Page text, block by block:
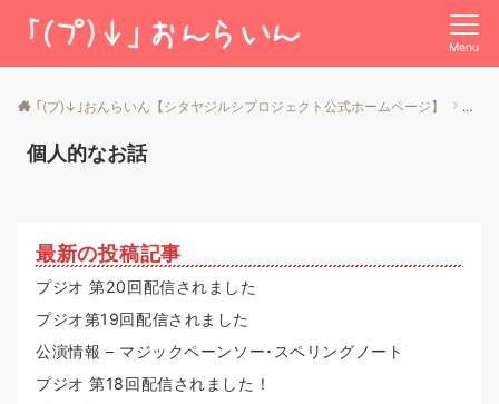
Menu
｢(プ)↓｣おんらいん【シタヤジルシプロジェクト公式ホームページ】 投稿
個人的なお話
最新の投稿記事
プジオ 第20回配信されました
プジオ第19回配信されました
公演情報 – マジックペーンソー･スペリングノート
プジオ 第18回配信されました！